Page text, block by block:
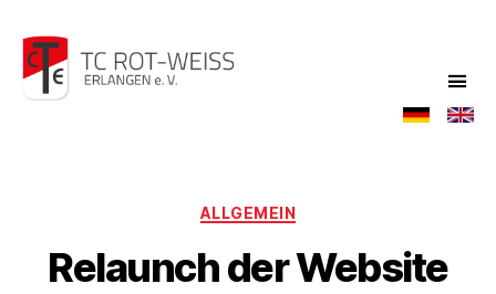
Kategorien
ALLGEMEIN
Relaunch der Website